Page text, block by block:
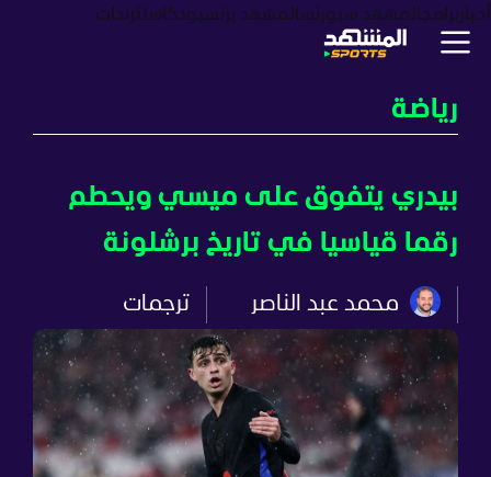
أخبار برامجالمشهد سبورتسالمشهد بزنسبودكاستترندات
رياضة
بيدري يتفوق على ميسي ويحطم
رقما قياسيا في تاريخ برشلونة
محمد عبد الناصر ترجمات